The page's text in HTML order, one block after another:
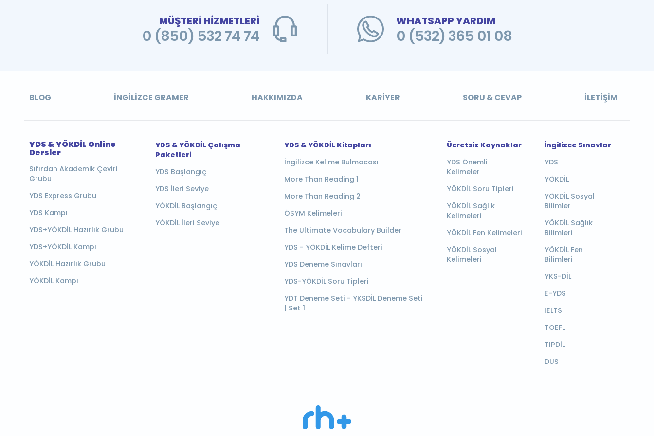
MÜŞTERİ HİZMETLERİ
0 (850) 532 74 74
WHATSAPP YARDIM
0 (532) 365 01 08
BLOG İNGILIZCE GRAMER HAKKIMIZDA KARIYER SORU & CEVAP İLETIŞIM
YDS & YÖKDİL Online
Dersler
Sıfırdan Akademik Çeviri
Grubu
YDS Express Grubu
YDS Kampı
YDS+YÖKDİL Hazırlık Grubu
YDS+YÖKDİL Kampı
YÖKDİL Hazırlık Grubu
YÖKDİL Kampı
YDS & YÖKDİL Çalışma
Paketleri
YDS Başlangıç
YDS İleri Seviye
YÖKDİL Başlangıç
YÖKDİL İleri Seviye
YDS & YÖKDİL Kitapları
İngilizce Kelime Bulmacası
More Than Reading 1
More Than Reading 2
ÖSYM Kelimeleri
The Ultimate Vocabulary Builder
YDS - YÖKDİL Kelime Defteri
YDS Deneme Sınavları
YDS-YÖKDİL Soru Tipleri
YDT Deneme Seti - YKSDİL Deneme Seti
| Set 1
Ücretsiz Kaynaklar
YDS Önemli
Kelimeler
YÖKDİL Soru Tipleri
YÖKDİL Sağlık
Kelimeleri
YÖKDİL Fen Kelimeleri
YÖKDİL Sosyal
Kelimeleri
İngilizce Sınavlar
YDS
YÖKDİL
YÖKDİL Sosyal
Bilimler
YÖKDİL Sağlık
Bilimleri
YÖKDİL Fen
Bilimleri
YKS-DİL
E-YDS
IELTS
TOEFL
TIPDİL
DUS